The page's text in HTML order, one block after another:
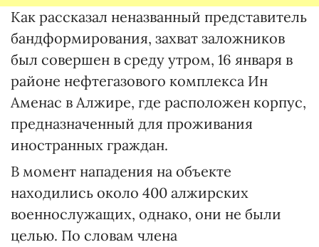
Как рассказал неназванный представитель
бандформирования, захват заложников
был совершен в среду утром, 16 января в
районе нефтегазового комплекса Ин
Аменас в Алжире, где расположен корпус,
предназначенный для проживания
иностранных граждан.
В момент нападения на объекте
находились около 400 алжирских
военнослужащих, однако, они не были
целью. По словам члена